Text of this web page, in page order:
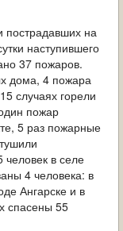
пострадавших на
наступившего
37 пожаров.
дома, 4 пожара
случаях горели
пожар
5 раз пожарные
человек в селе
4 человека: в
Ангарске и в
спасены 55